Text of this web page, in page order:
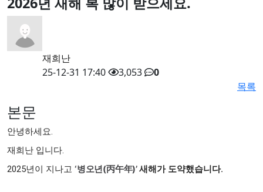
재희난
25-12-31 17:40
3,053
0
목록
본문
안녕하세요.
재희난 입니다.
2025년이 지나고 ‘병오년(丙午年)’새해가 도약했습니다.